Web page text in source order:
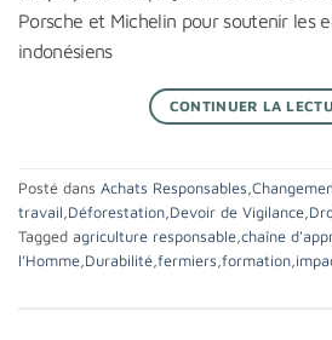
Porsche et Michelin pour soutenir les
indonésiens
CONTINUER LA
Posté dans Achats Responsables,
travail,Déforestation,Devoir de Vigilance,
Tagged agriculture responsable,chaîne
l’Homme,Durabilité,fermiers,formation,